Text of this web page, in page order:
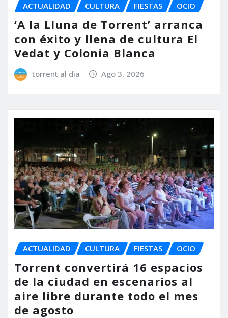
ACTUALIDAD CULTURA FIESTAS OCIO
‘A la Lluna de Torrent’ arranca
con éxito y llena de cultura El
Vedat y Colonia Blanca
torrent al dia Ago 3, 2026
ACTUALIDAD CULTURA FIESTAS OCIO
Torrent convertirá 16 espacios
de la ciudad en escenarios al
aire libre durante todo el mes
de agosto